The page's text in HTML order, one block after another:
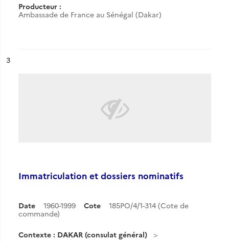
Producteur :
Ambassade de France au Sénégal (Dakar)
n°
3
Immatriculation et dossiers nominatifs
Date 1960-1999 Cote
185PO/4/1-314 (Cote de
commande)
Contexte : DAKAR (consulat général)